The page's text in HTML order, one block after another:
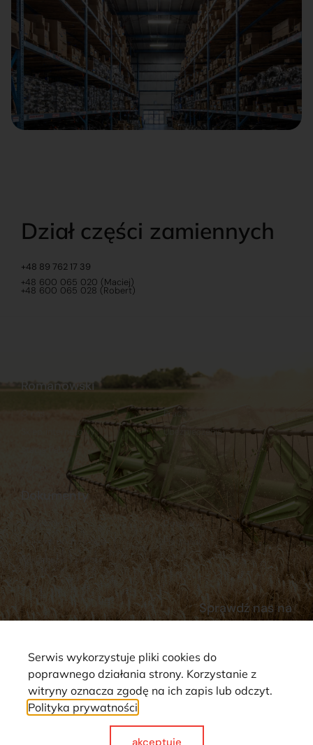
Dział części zamiennych
+48 89 762 17 39
+48 600 065 020 (Maciej)
+48 600 065 028 (Robert)
Dokumenty
Regulamin
Polityka prywatności
Reklamacje i zwroty
Dostawy
Płatności
Romanowski
Sklep internetowy
Praca
Ubezpieczenia
Sprawdź nas na
Strona wykorzystuje pliki cookie. Wszystkie prawa zastrzeżone ©
Serwis wykorzystuje pliki cookies do
poprawnego działania strony. Korzystanie z
witryny oznacza zgodę na ich zapis lub odczyt.
Polityka prywatności
akceptuje